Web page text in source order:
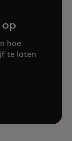
hoe
te laten